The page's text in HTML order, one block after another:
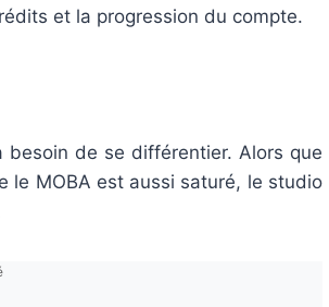
et la progression du compte.
besoin de se différentier. Alors que
le MOBA est aussi saturé, le studio